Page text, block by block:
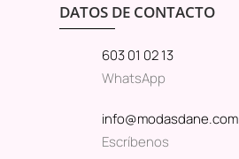
DATOS DE CONTACTO
603 01 02 13
WhatsApp
info@modasdane.com
Escríbenos